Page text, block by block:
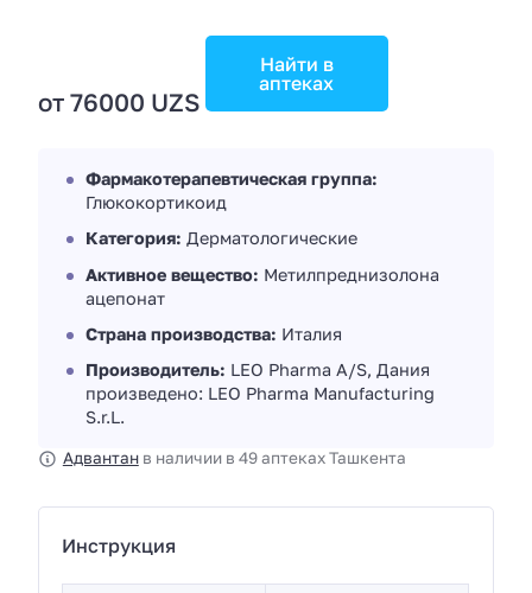
от 76000 UZS
Найти в
аптеках
Фармакотерапевтическая группа:
Глюкокортикоид
Категория: Дерматологические
Активное вещество: Метилпреднизолона
ацепонат
Страна производства: Италия
Производитель: LEO Pharma A/S, Дания
произведено: LEO Pharma Manufacturing
S.r.L.
Адвантанв наличии в 49 аптеках Ташкента
Инструкция